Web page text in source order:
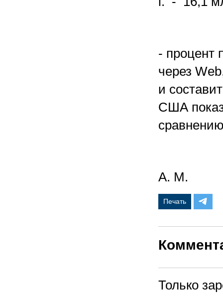
- процент
через
и
США
А. М.
Печать
Только